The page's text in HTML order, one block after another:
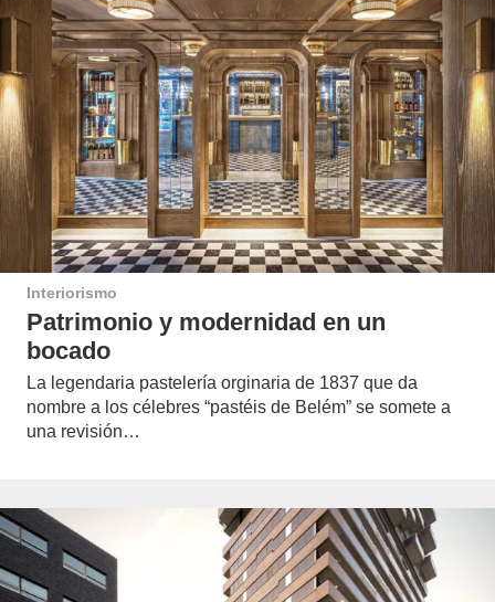
Interiorismo
Patrimonio y modernidad en un
bocado
La legendaria pastelería orginaria de 1837 que da
nombre a los célebres “pastéis de Belém” se somete a
una revisión…